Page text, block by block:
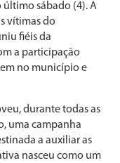
sábado (4). A
vítimas do
fiéis da
a participação
no município e
durante todas as
uma campanha
a auxiliar as
nasceu como um